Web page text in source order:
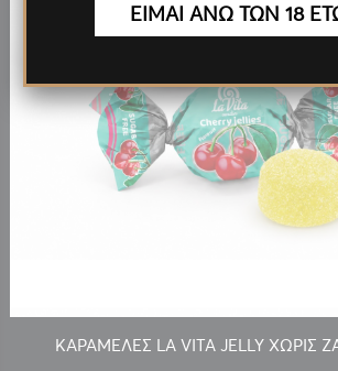
ΚΑΡΑΜΕΛΕΣ LA VITA JELLY ΧΩΡΙΣ
ΕΙΜΑΙ ΑΝΩ ΤΩΝ 18